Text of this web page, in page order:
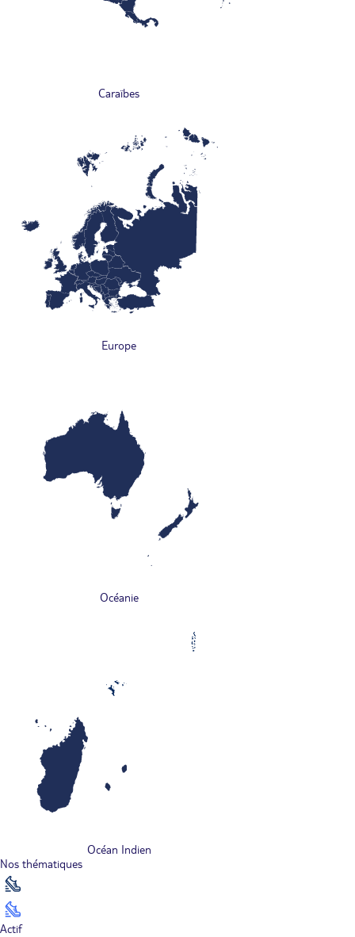
Caraïbes
Europe
Océanie
Océan Indien
Nos thématiques
Actif